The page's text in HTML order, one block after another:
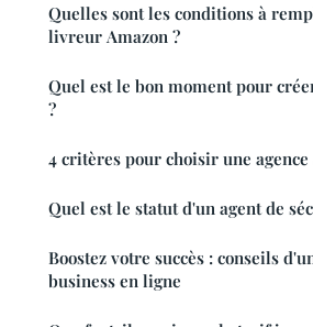
Quelles sont les conditions à
livreur Amazon ?
Quel est le bon moment pour
?
4 critères pour choisir une agence
Quel est le statut d'un agent de
Boostez votre succès : conseils
business en ligne